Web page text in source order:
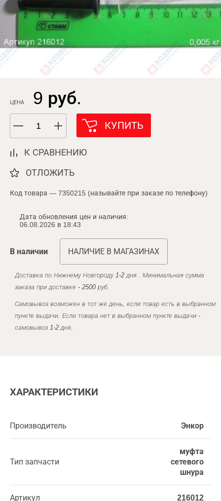
ЦЕНА 9 руб.
КУПИТЬ
К СРАВНЕНИЮ
ОТЛОЖИТЬ
Код товара — 7350215 (называйте при заказе по телефону)
Дата обновления цен и наличия:
06.08.2026 в 18:43
В наличии НАЛИЧИЕ В МАГАЗИНАХ
Доставка по Нижнему Новгороду 1-2 дня . Минимальная сумма
заказа при доставке - 2500 руб.
Самовывоз возможен в тот же день, если товар есть в выбранном
пункте выдачи. Если товара нет в выбранном пункте выдачи -
самовывоз 1-2 дня.
ХАРАКТЕРИСТИКИ
Производитель Энкор
Тип запчасти
муфта
сетевого
шнура
Артикул 216012